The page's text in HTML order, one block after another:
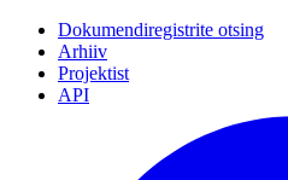
Dokumendiregistrite otsing
Arhiiv
Projektist
API